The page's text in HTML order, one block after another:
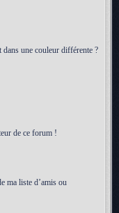
dans une couleur différente ?
de ce forum !
ma liste d’amis ou